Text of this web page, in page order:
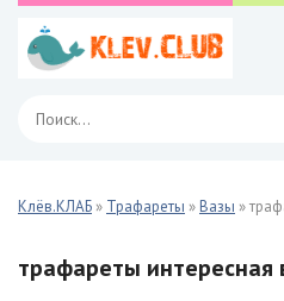
Клёв.КЛАБ » Трафареты »Вазы »
трафареты интересная